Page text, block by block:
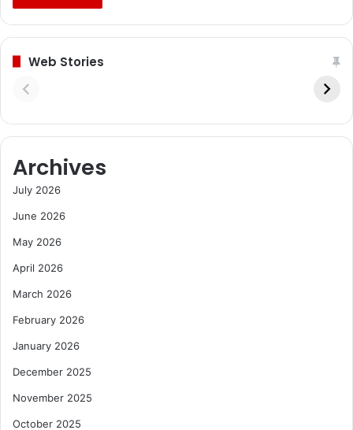
Web Stories
Archives
July 2026
June 2026
May 2026
April 2026
March 2026
February 2026
January 2026
December 2025
November 2025
October 2025